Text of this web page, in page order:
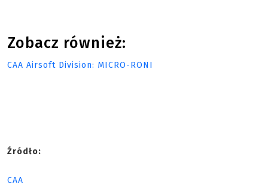
Zobacz również:
CAA Airsoft Division: MICRO-RONI
Źródło:
CAA